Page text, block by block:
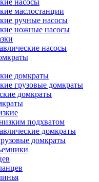
насосы
маслостанции
ручные насосы
ножные насосы
насосы
домкраты
грузовые домкраты
домкраты
подхватом
домкраты
домкраты